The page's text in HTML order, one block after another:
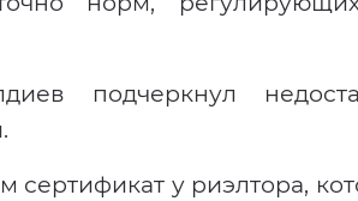
подчеркнул
у риэлтора,